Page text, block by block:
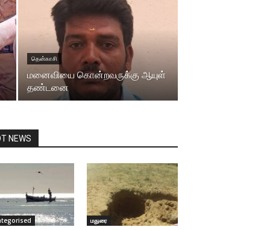
தென்காசி
மனைவியை கொன்றவருக்கு ஆயுள்
தண்டனை
NEWS
மதுரை